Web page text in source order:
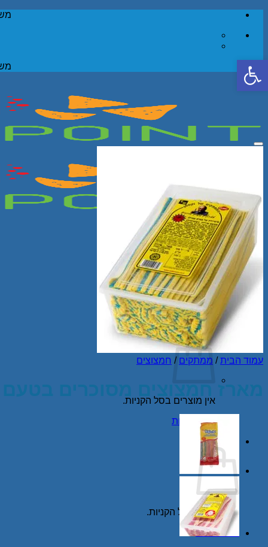
Skip
content
חיפוש
עבור:
עלינו
צור קשר
מדיניות ביטול עסקה
סל קניות /
0.00₪
אין מוצרים בסל הקניות.
חזור לחנות
סל קניות
אין מוצרים בסל הקניות.
חזור לחנות
Add to wishlist
עמוד הבית / ממתקים / חמצוצים
מארז חמצוצים מסוכרים בטעם
פתח סרגל נגישות